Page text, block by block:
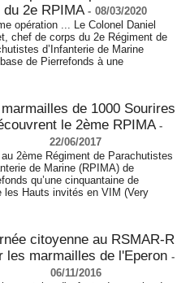
du 2e RPIMA - 08/03/2020
opération ... Le Colonel Daniel
chef de corps du 2e Régiment de
d’Infanterie de Marine
de Pierrefonds à une
marmailles de 1000 Sourires
le 2ème RPIMA -
22/06/2017
au 2ème Régiment de Parachutistes
de Marine (RPIMA) de
qu’une cinquantaine de
les Hauts invités en VIM (Very
citoyenne au RSMAR-R
les marmailles de l'Eperon -
06/11/2016